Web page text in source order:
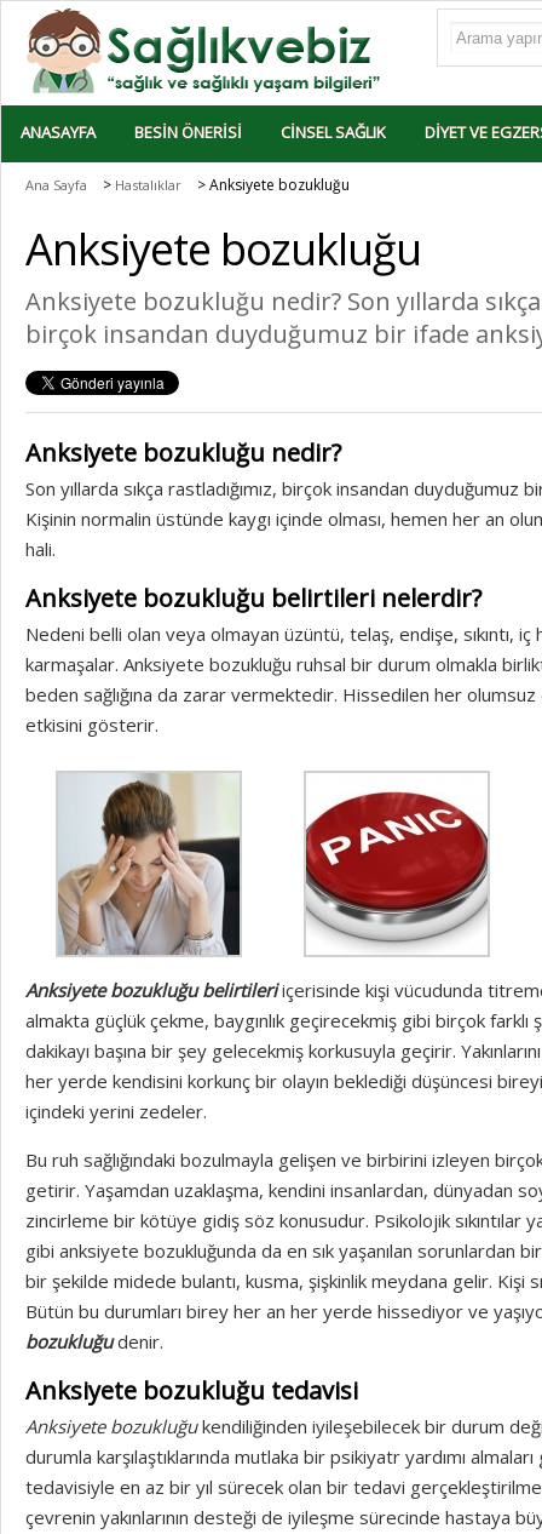
ANASAYFA BESIN ÖNERISI CINSEL SAĞLIK DIYET VE
Ana Sayfa > Hastalıklar > Anksiyete bozukluğu
Anksiyete bozukluğu
Anksiyete bozukluğu nedir? Son yıllarda sıkça
birçok insandan duyduğumuz bir ifade
Anksiyete bozukluğu nedir?
Son yıllarda sıkça rastladığımız, birçok insandan duyduğumuz
Kişinin normalin üstünde kaygı içinde olması, hemen her an
hali.
Anksiyete bozukluğu belirtileri nelerdir?
Nedeni belli olan veya olmayan üzüntü, telaş, endişe, sıkıntı,
karmaşalar. Anksiyete bozukluğu ruhsal bir durum olmakla
beden sağlığına da zarar vermektedir. Hissedilen her
etkisini gösterir.
Anksiyete bozukluğu belirtileriiçerisinde kişi vücudunda
almakta güçlük çekme, baygınlık geçirecekmiş gibi birçok farklı
dakikayı başına bir şey gelecekmiş korkusuyla geçirir.
her yerde kendisini korkunç bir olayın beklediği düşüncesi
içindeki yerini zedeler.
Bu ruh sağlığındaki bozulmayla gelişen ve birbirini izleyen
getirir. Yaşamdan uzaklaşma, kendini insanlardan, dünyadan
zincirleme bir kötüye gidiş söz konusudur. Psikolojik sıkıntılar
gibi anksiyete bozukluğunda da en sık yaşanılan sorunlardan
bir şekilde midede bulantı, kusma, şişkinlik meydana gelir. Kişi
Bütün bu durumları birey her an her yerde hissediyor ve
bozukluğudenir.
Anksiyete bozukluğu tedavisi
Anksiyete bozukluğukendiliğinden iyileşebilecek bir durum
durumla karşılaştıklarında mutlaka bir psikiyatr yardımı
tedavisiyle en az bir yıl sürecek olan bir tedavi
çevrenin yakınlarının desteği de iyileşme sürecinde hastaya